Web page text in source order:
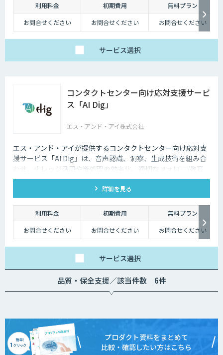
利用料金 初期費用
無料プラン
お問合せください
お問合せください お問合せください
サービス選択
コンタクトセンター向け応対支援サービ
ス「AI Dig」
エス・アンド・アイ株式会社
エス・アンド・アイが提供するコンタクトセンター向け応対支
援サービス「AI Dig」は、音声認識、洞察、生成技術を組み合
わせ、ナレッジ活用や後処理の効率化、適切なフォロー/教育
など一連の業務をサポートします。
詳細を見る
利用料金 初期費用
無料プラン
お問合せください
お問合せください お問合せください
サービス選択
品質・保全支援／該当件数 6件
プロダクト資料をまとめて
比較・確認したい方はこちら